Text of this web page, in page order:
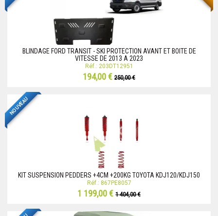
BLINDAGE FORD TRANSIT - SKI PROTECTION AVANT ET BOITE DE
VITESSE DE 2013 A 2023
Réf.: 203DT12951
194,00 € 250,00 €
NOUVEAU
KIT SUSPENSION PEDDERS +4CM +200KG TOYOTA KDJ120/KDJ150
Réf.: 867PE8057
1 199,00 € 1 404,00 €